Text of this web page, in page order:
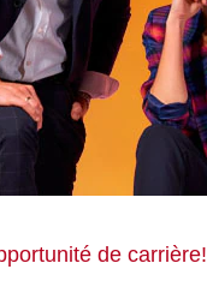
de carrière!